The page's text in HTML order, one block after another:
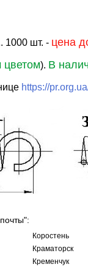
1000 шт. - цена
цветом). В
https://
Коростень
Краматорск
Кременчук